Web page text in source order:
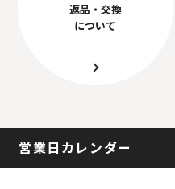
返品・交換
について
営業日カレンダー